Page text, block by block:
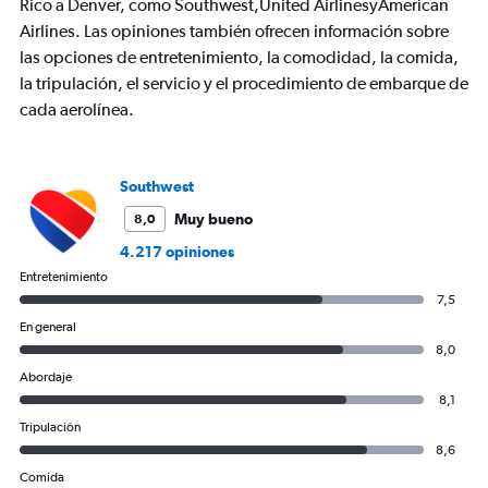
1
Y
axis
displaying
values.
Range:
Rico a Denver, como Southwest,United AirlinesyAmerican
Airlines. Las opiniones también ofrecen información sobre
las opciones de entretenimiento, la comodidad, la comida,
la tripulación, el servicio y el procedimiento de embarque de
cada aerolínea.
Southwest
8,0
Muy bueno
4.217 opiniones
Entretenimiento
7,5
En general
8,0
Abordaje
8,1
Tripulación
8,6
Comida